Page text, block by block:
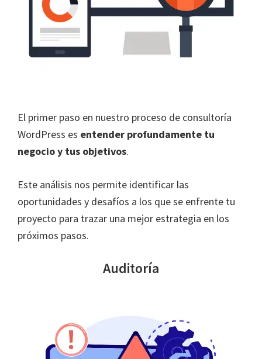
El primer paso en nuestro proceso de consultoría
WordPress es entender profundamente tu
negocio y tus objetivos.
Este análisis nos permite identificar las
oportunidades y desafíos a los que se enfrente tu
proyecto para trazar una mejor estrategia en los
próximos pasos.
Auditoría